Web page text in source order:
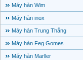
Máy hàn Wim
Máy hàn inox
Máy hàn Trung Thắng
Máy hàn Feg Gomes
Máy hàn Marller